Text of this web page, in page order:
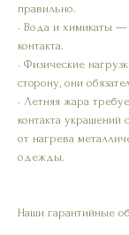
правильно.
• Вода и химикаты —
контакта.
• Физические
сторону, они
• Летняя жара
контакта
от нагрева
одежды.
Наши гарантийные